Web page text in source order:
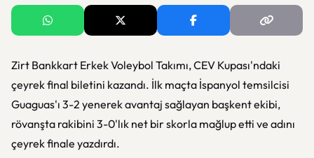
Zirt Bankkart Erkek Voleybol Takımı, CEV Kupası'ndaki
çeyrek final biletini kazandı. İlk maçta İspanyol temsilcisi
Guaguas'ı 3-2 yenerek avantaj sağlayan başkent ekibi,
rövanşta rakibini 3-0'lık net bir skorla mağlup etti ve adını
çeyrek finale yazdırdı.